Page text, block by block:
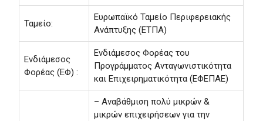
Ταμείο:
Ευρωπαϊκό Ταμείο Περιφερειακής
Ανάπτυξης (ΕΤΠΑ)
Ενδιάμεσος
Φορέας (ΕΦ) :
Ενδιάμεσος Φορέας του
Προγράμματος Ανταγωνιστικότητα
και Επιχειρηματικότητα (ΕΦΕΠΑΕ)
– Αναβάθμιση πολύ μικρών &
μικρών επιχειρήσεων για την